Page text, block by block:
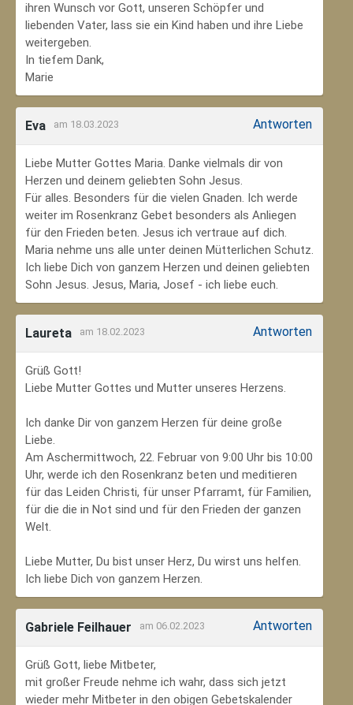
ihren Wunsch vor Gott, unseren Schöpfer und
liebenden Vater, lass sie ein Kind haben und ihre Liebe
weitergeben.
In tiefem Dank,
Marie
Eva am 18.03.2023 Antworten
Liebe Mutter Gottes Maria. Danke vielmals dir von
Herzen und deinem geliebten Sohn Jesus.
Für alles. Besonders für die vielen Gnaden. Ich werde
weiter im Rosenkranz Gebet besonders als Anliegen
für den Frieden beten. Jesus ich vertraue auf dich.
Maria nehme uns alle unter deinen Mütterlichen Schutz.
Ich liebe Dich von ganzem Herzen und deinen geliebten
Sohn Jesus. Jesus, Maria, Josef - ich liebe euch.
Laureta am 18.02.2023 Antworten
Grüß Gott!
Liebe Mutter Gottes und Mutter unseres Herzens.
Ich danke Dir von ganzem Herzen für deine große
Liebe.
Am Aschermittwoch, 22. Februar von 9:00 Uhr bis 10:00
Uhr, werde ich den Rosenkranz beten und meditieren
für das Leiden Christi, für unser Pfarramt, für Familien,
für die die in Not sind und für den Frieden der ganzen
Welt.
Liebe Mutter, Du bist unser Herz, Du wirst uns helfen.
Ich liebe Dich von ganzem Herzen.
Gabriele Feilhauer am 06.02.2023 Antworten
Grüß Gott, liebe Mitbeter,
mit großer Freude nehme ich wahr, dass sich jetzt
wieder mehr Mitbeter in den obigen Gebetskalender